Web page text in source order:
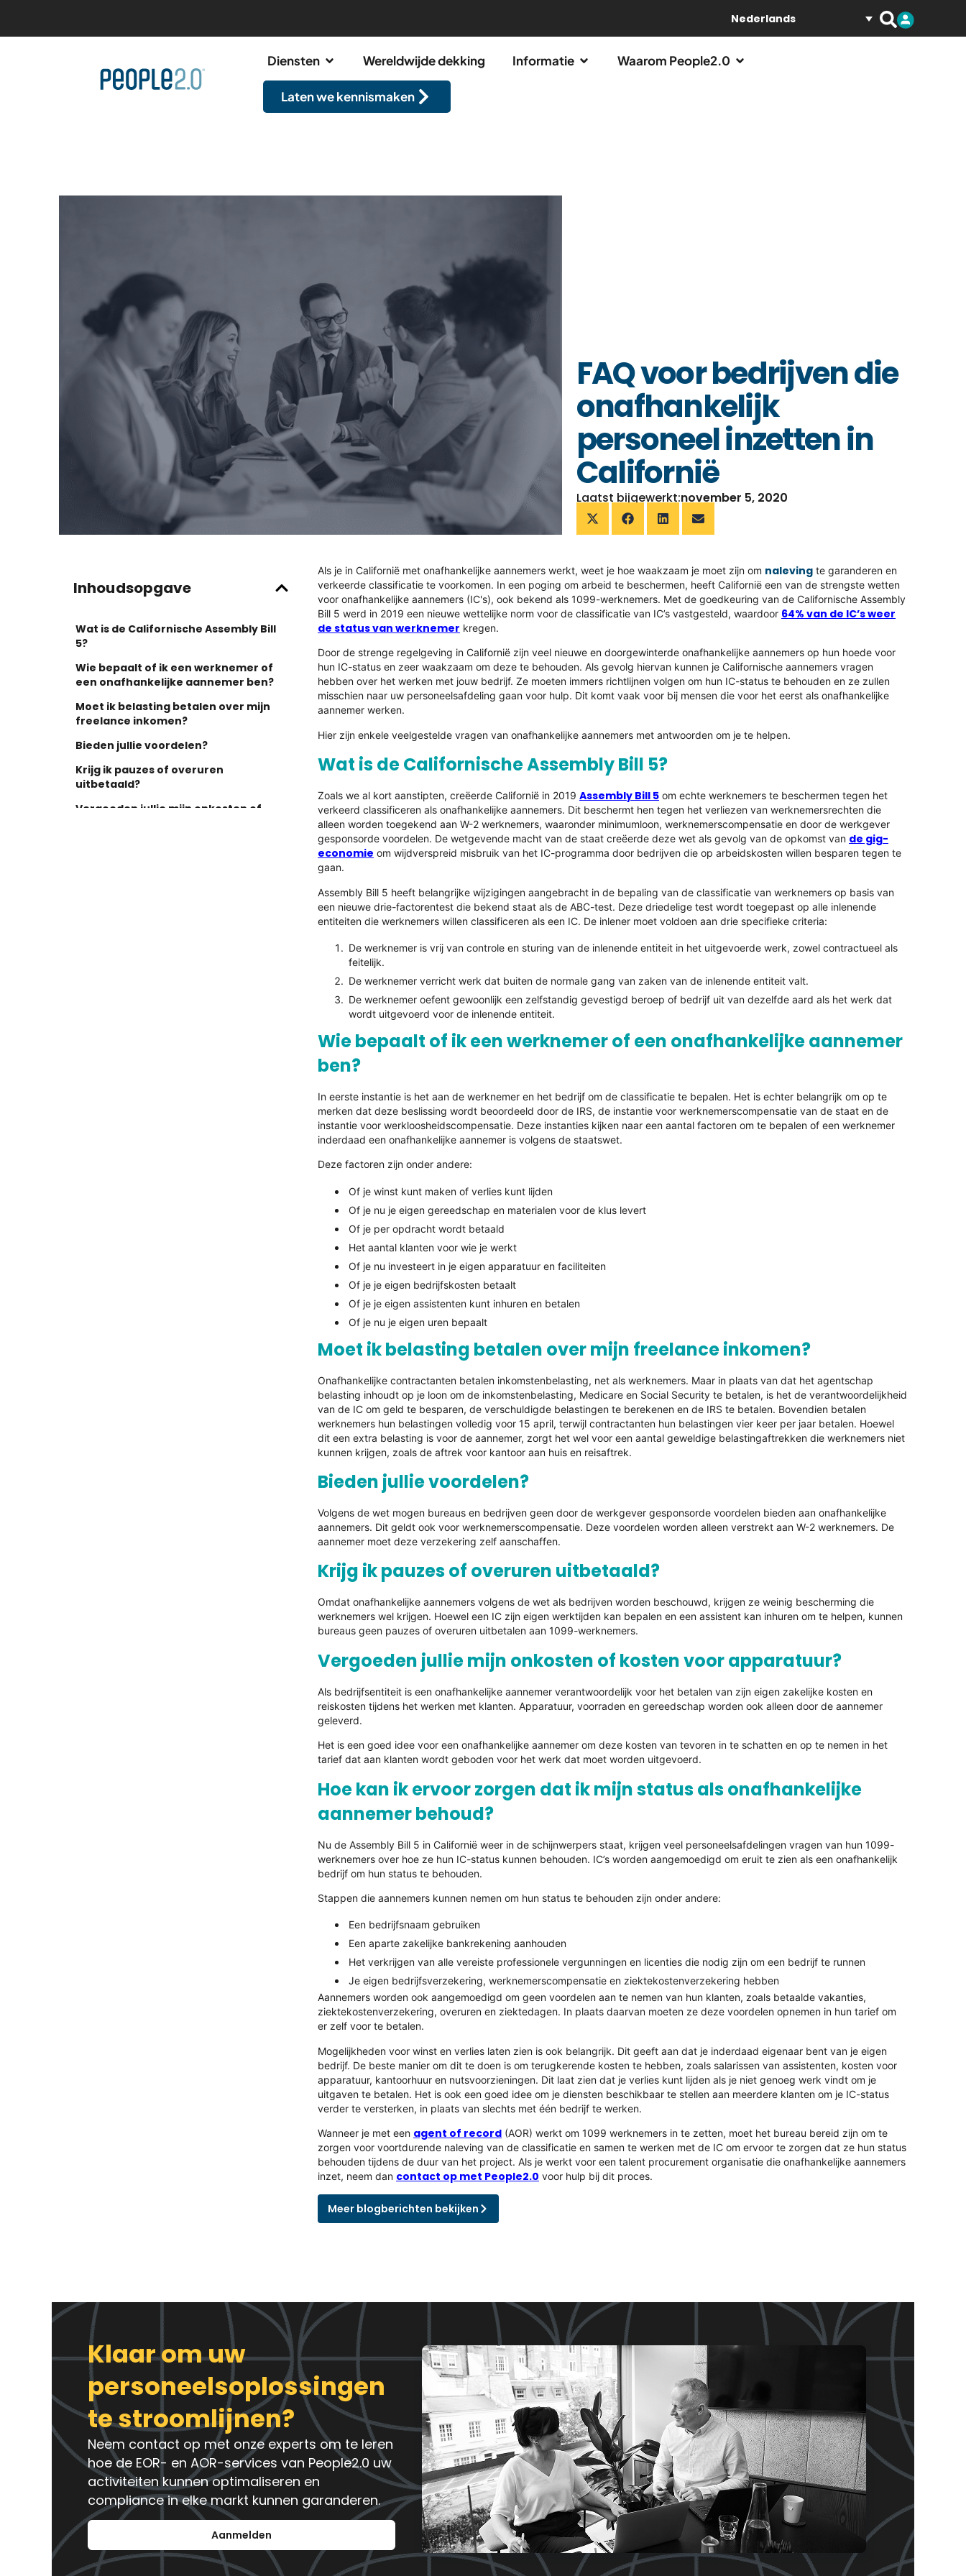
Nederlands
Diensten Wereldwijde dekking Informatie Waarom People2.0
Laten we kennismaken
FAQ voor bedrijven die
onafhankelijk
personeel inzetten in
Californië
Laatst bijgewerkt:november 5, 2020
Inhoudsopgave
Wat is de Californische Assembly Bill
5?
Wie bepaalt of ik een werknemer of
een onafhankelijke aannemer ben?
Moet ik belasting betalen over mijn
freelance inkomen?
Bieden jullie voordelen?
Krijg ik pauzes of overuren
uitbetaald?
Vergoeden jullie mijn onkosten of
Als je in Californië met onafhankelijke aannemers werkt, weet je hoe waakzaam je moet zijn om naleving te garanderen en
verkeerde classificatie te voorkomen. In een poging om arbeid te beschermen, heeft Californië een van de strengste wetten
voor onafhankelijke aannemers (IC's), ook bekend als 1099-werknemers. Met de goedkeuring van de Californische Assembly
Bill 5 werd in 2019 een nieuwe wettelijke norm voor de classificatie van IC’s vastgesteld, waardoor 64% van de IC’s weer
de status van werknemer kregen.
Door de strenge regelgeving in Californië zijn veel nieuwe en doorgewinterde onafhankelijke aannemers op hun hoede voor
hun IC-status en zeer waakzaam om deze te behouden. Als gevolg hiervan kunnen je Californische aannemers vragen
hebben over het werken met jouw bedrijf. Ze moeten immers richtlijnen volgen om hun IC-status te behouden en ze zullen
misschien naar uw personeelsafdeling gaan voor hulp. Dit komt vaak voor bij mensen die voor het eerst als onafhankelijke
aannemer werken.
Hier zijn enkele veelgestelde vragen van onafhankelijke aannemers met antwoorden om je te helpen.
Wat is de Californische Assembly Bill 5?
Zoals we al kort aanstipten, creëerde Californië in 2019 Assembly Bill 5 om echte werknemers te beschermen tegen het
verkeerd classificeren als onafhankelijke aannemers. Dit beschermt hen tegen het verliezen van werknemersrechten die
alleen worden toegekend aan W-2 werknemers, waaronder minimumloon, werknemerscompensatie en door de werkgever
gesponsorde voordelen. De wetgevende macht van de staat creëerde deze wet als gevolg van de opkomst van de gig-
economie om wijdverspreid misbruik van het IC-programma door bedrijven die op arbeidskosten willen besparen tegen te
gaan.
Assembly Bill 5 heeft belangrijke wijzigingen aangebracht in de bepaling van de classificatie van werknemers op basis van
een nieuwe drie-factorentest die bekend staat als de ABC-test. Deze driedelige test wordt toegepast op alle inlenende
entiteiten die werknemers willen classificeren als een IC. De inlener moet voldoen aan drie specifieke criteria:
De werknemer is vrij van controle en sturing van de inlenende entiteit in het uitgevoerde werk, zowel contractueel als
feitelijk.
De werknemer verricht werk dat buiten de normale gang van zaken van de inlenende entiteit valt.
De werknemer oefent gewoonlijk een zelfstandig gevestigd beroep of bedrijf uit van dezelfde aard als het werk dat
wordt uitgevoerd voor de inlenende entiteit.
Wie bepaalt of ik een werknemer of een onafhankelijke aannemer
ben?
In eerste instantie is het aan de werknemer en het bedrijf om de classificatie te bepalen. Het is echter belangrijk om op te
merken dat deze beslissing wordt beoordeeld door de IRS, de instantie voor werknemerscompensatie van de staat en de
instantie voor werkloosheidscompensatie. Deze instanties kijken naar een aantal factoren om te bepalen of een werknemer
inderdaad een onafhankelijke aannemer is volgens de staatswet.
Deze factoren zijn onder andere:
Of je winst kunt maken of verlies kunt lijden
Of je nu je eigen gereedschap en materialen voor de klus levert
Of je per opdracht wordt betaald
Het aantal klanten voor wie je werkt
Of je nu investeert in je eigen apparatuur en faciliteiten
Of je je eigen bedrijfskosten betaalt
Of je je eigen assistenten kunt inhuren en betalen
Of je nu je eigen uren bepaalt
Moet ik belasting betalen over mijn freelance inkomen?
Onafhankelijke contractanten betalen inkomstenbelasting, net als werknemers. Maar in plaats van dat het agentschap
belasting inhoudt op je loon om de inkomstenbelasting, Medicare en Social Security te betalen, is het de verantwoordelijkheid
van de IC om geld te besparen, de verschuldigde belastingen te berekenen en de IRS te betalen. Bovendien betalen
werknemers hun belastingen volledig voor 15 april, terwijl contractanten hun belastingen vier keer per jaar betalen. Hoewel
dit een extra belasting is voor de aannemer, zorgt het wel voor een aantal geweldige belastingaftrekken die werknemers niet
kunnen krijgen, zoals de aftrek voor kantoor aan huis en reisaftrek.
Bieden jullie voordelen?
Volgens de wet mogen bureaus en bedrijven geen door de werkgever gesponsorde voordelen bieden aan onafhankelijke
aannemers. Dit geldt ook voor werknemerscompensatie. Deze voordelen worden alleen verstrekt aan W-2 werknemers. De
aannemer moet deze verzekering zelf aanschaffen.
Krijg ik pauzes of overuren uitbetaald?
Omdat onafhankelijke aannemers volgens de wet als bedrijven worden beschouwd, krijgen ze weinig bescherming die
werknemers wel krijgen. Hoewel een IC zijn eigen werktijden kan bepalen en een assistent kan inhuren om te helpen, kunnen
bureaus geen pauzes of overuren uitbetalen aan 1099-werknemers.
Vergoeden jullie mijn onkosten of kosten voor apparatuur?
Als bedrijfsentiteit is een onafhankelijke aannemer verantwoordelijk voor het betalen van zijn eigen zakelijke kosten en
reiskosten tijdens het werken met klanten. Apparatuur, voorraden en gereedschap worden ook alleen door de aannemer
geleverd.
Het is een goed idee voor een onafhankelijke aannemer om deze kosten van tevoren in te schatten en op te nemen in het
tarief dat aan klanten wordt geboden voor het werk dat moet worden uitgevoerd.
Hoe kan ik ervoor zorgen dat ik mijn status als onafhankelijke
aannemer behoud?
Nu de Assembly Bill 5 in Californië weer in de schijnwerpers staat, krijgen veel personeelsafdelingen vragen van hun 1099-
werknemers over hoe ze hun IC-status kunnen behouden. IC’s worden aangemoedigd om eruit te zien als een onafhankelijk
bedrijf om hun status te behouden.
Stappen die aannemers kunnen nemen om hun status te behouden zijn onder andere:
Een bedrijfsnaam gebruiken
Een aparte zakelijke bankrekening aanhouden
Het verkrijgen van alle vereiste professionele vergunningen en licenties die nodig zijn om een bedrijf te runnen
Je eigen bedrijfsverzekering, werknemerscompensatie en ziektekostenverzekering hebben
Aannemers worden ook aangemoedigd om geen voordelen aan te nemen van hun klanten, zoals betaalde vakanties,
ziektekostenverzekering, overuren en ziektedagen. In plaats daarvan moeten ze deze voordelen opnemen in hun tarief om
er zelf voor te betalen.
Mogelijkheden voor winst en verlies laten zien is ook belangrijk. Dit geeft aan dat je inderdaad eigenaar bent van je eigen
bedrijf. De beste manier om dit te doen is om terugkerende kosten te hebben, zoals salarissen van assistenten, kosten voor
apparatuur, kantoorhuur en nutsvoorzieningen. Dit laat zien dat je verlies kunt lijden als je niet genoeg werk vindt om je
uitgaven te betalen. Het is ook een goed idee om je diensten beschikbaar te stellen aan meerdere klanten om je IC-status
verder te versterken, in plaats van slechts met één bedrijf te werken.
Wanneer je met een agent of record (AOR) werkt om 1099 werknemers in te zetten, moet het bureau bereid zijn om te
zorgen voor voortdurende naleving van de classificatie en samen te werken met de IC om ervoor te zorgen dat ze hun status
behouden tijdens de duur van het project. Als je werkt voor een talent procurement organisatie die onafhankelijke aannemers
inzet, neem dan contact op met People2.0 voor hulp bij dit proces.
Meer blogberichten bekijken
Klaar om uw
personeelsoplossingen
te stroomlijnen?
Neem contact op met onze experts om te leren
hoe de EOR- en AOR-services van People2.0 uw
activiteiten kunnen optimaliseren en
compliance in elke markt kunnen garanderen.
Aanmelden